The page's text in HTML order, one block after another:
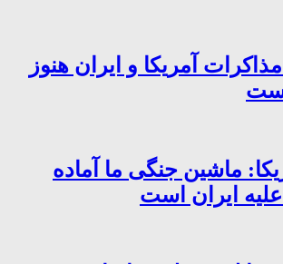
آمریکا و ایران هنوز
ماشین جنگی ما آماده
ایران است